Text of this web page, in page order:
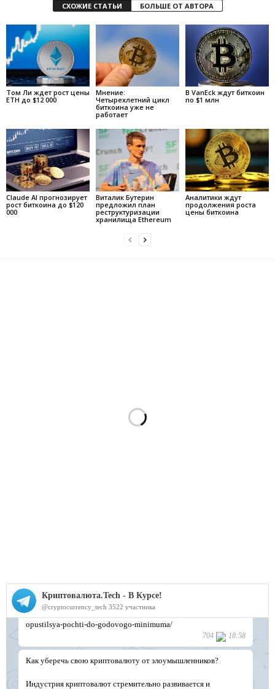
СХОЖИЕ СТАТЬИ БОЛЬШЕ ОТ АВТОРА
Том Ли ждет рост цены
ETH до $12 000
Мнение:
Четырехлетний цикл
биткоина уже не
работает
В VanEck ждут биткоин
по $1 млн
Claude AI прогнозирует
рост биткоина до $120
000
Виталик Бутерин
предложил план
реструктуризации
хранилища Ethereum
Аналитики ждут
продолжения роста
цены биткоина